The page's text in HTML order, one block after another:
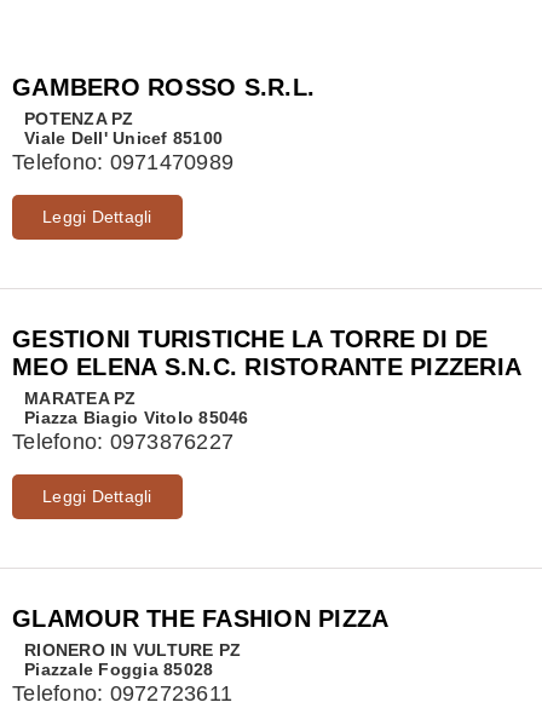
GAMBERO ROSSO S.R.L.
POTENZA PZ
Viale Dell' Unicef 85100
Telefono: 0971470989
Leggi Dettagli
GESTIONI TURISTICHE LA TORRE DI DE
MEO ELENA S.N.C. RISTORANTE PIZZERIA
MARATEA PZ
Piazza Biagio Vitolo 85046
Telefono: 0973876227
Leggi Dettagli
GLAMOUR THE FASHION PIZZA
RIONERO IN VULTURE PZ
Piazzale Foggia 85028
Telefono: 0972723611